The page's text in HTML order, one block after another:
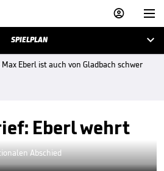


SPIELPLAN 
Eberl ist auch von Gladbach schwer
Eberl wehrt
Abschied